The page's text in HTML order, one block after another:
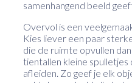
samenhangend beeld
Overvol is een
Kies liever een paar
die de ruimte opvullen dan
tientallen kleine spulletjes
afleiden. Zo geef je elk